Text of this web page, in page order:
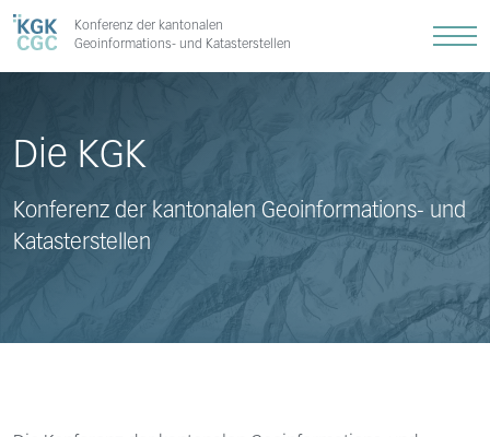
Konferenz der kantonalen
Geoinformations- und Katasterstellen
Die KGK
Konferenz der kantonalen Geoinformations- und
Katasterstellen